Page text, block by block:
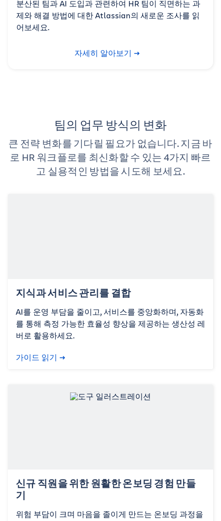
분산된 팀과 AI 도입과 관련하여 HR 팀이 직면하는 과
제와 해결 방법에 대한 Atlassian의 새로운 조사를 읽
어보세요.
자세히 알아보기
팀의 업무 방식의 변화
큰 전략 변화를 기다릴 필요가 없습니다. 지금 바
로 HR 워크플로를 최신화할 수 있는 4가지 빠르
고 실용적인 방법을 시도해 보세요.
지식과 서비스 관리를 결합
AI를 운영 부담을 줄이고, 서비스를 중앙화하며, 자동화
를 통해 측정 가능한 효율성 향상을 제공하는 생산성 레
버로 활용하세요.
가이드 읽기
신규 직원을 위한 원활한 온보딩 경험 만들
기
위험 부담이 크며 마음을 졸이게 만드는 온보딩 과정을